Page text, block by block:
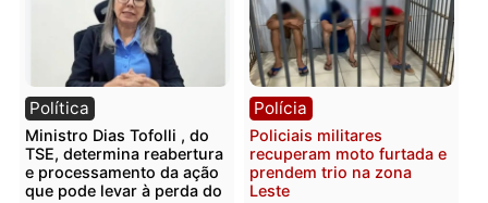
Rondônia
sexta-feira, 07/08/2026 às 09:33
Polícia Polícia